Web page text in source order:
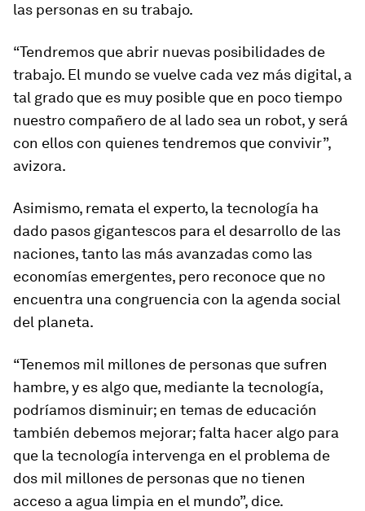
las personas en su trabajo.
“Tendremos que abrir nuevas posibilidades de
trabajo. El mundo se vuelve cada vez más digital, a
tal grado que es muy posible que en poco tiempo
nuestro compañero de al lado sea un robot, y será
con ellos con quienes tendremos que convivir”,
avizora.
Asimismo, remata el experto, la tecnología ha
dado pasos gigantescos para el desarrollo de las
naciones, tanto las más avanzadas como las
economías emergentes, pero reconoce que no
encuentra una congruencia con la agenda social
del planeta.
“Tenemos mil millones de personas que sufren
hambre, y es algo que, mediante la tecnología,
podríamos disminuir; en temas de educación
también debemos mejorar; falta hacer algo para
que la tecnología intervenga en el problema de
dos mil millones de personas que no tienen
acceso a agua limpia en el mundo”, dice.